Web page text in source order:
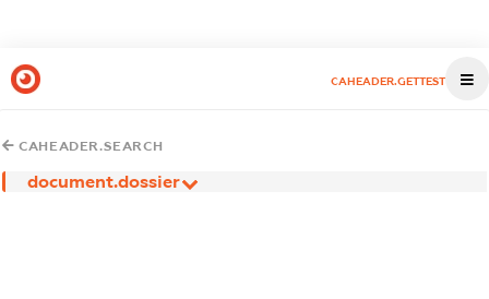
CAHEADER.GETTEST
CAHEADER.SEARCH
document.dossier